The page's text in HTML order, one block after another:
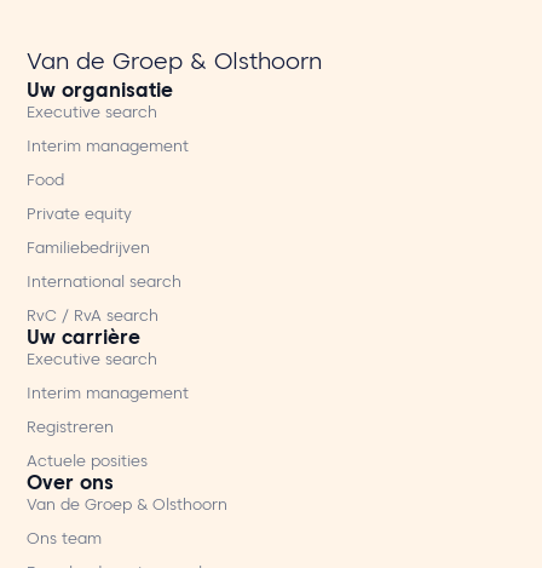
Van de Groep & Olsthoorn
Uw organisatie
Executive search
Interim management
Food
Private equity
Familiebedrijven
International search
RvC / RvA search
Uw carrière
Executive search
Interim management
Registreren
Actuele posities
Over ons
Van de Groep & Olsthoorn
Ons team